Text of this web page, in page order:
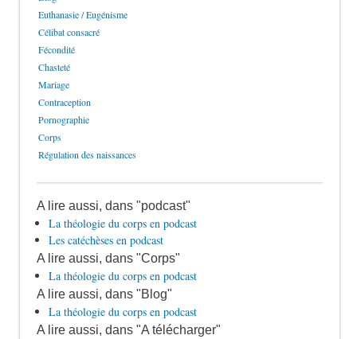
Euthanasie / Eugénisme
Célibat consacré
Fécondité
Chasteté
Mariage
Contraception
Pornographie
Corps
Régulation des naissances
A lire aussi, dans "podcast"
La théologie du corps en podcast
Les catéchèses en podcast
A lire aussi, dans "Corps"
La théologie du corps en podcast
A lire aussi, dans "Blog"
La théologie du corps en podcast
A lire aussi, dans "A télécharger"